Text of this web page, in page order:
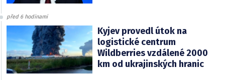
před 6 hodinami
Kyjev provedl útok na
logistické centrum
Wildberries vzdálené 2000
km od ukrajinských hranic